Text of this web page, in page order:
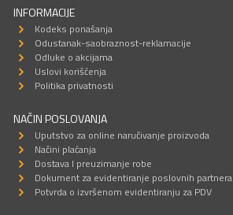
INFORMACIJE
Kodeks ponašanja
Odustanak-saobraznost-reklamacije
Odluke o akcijama
Uslovi korišćenja
Politika privatnosti
NAČIN POSLOVANJA
Uputstvo za online naručivanje proizvoda
Načini plaćanja
Dostava I preuzimanje robe
Dokument za evidentiranje poslovnih partnera
Potvrda o izvršenom evidentiranju za PDV